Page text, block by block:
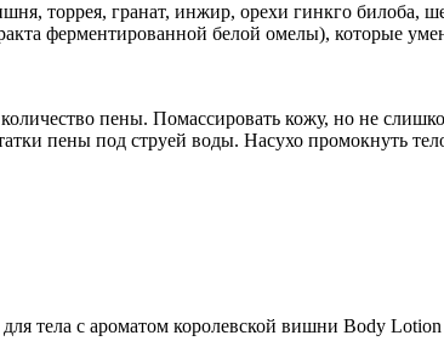
торрея, гранат, инжир, орехи гинкго
ферментированной белой омелы), которые
пены. Помассировать кожу, но не
пены под струей воды. Насухо промокнуть
тела с ароматом королевской вишни Body